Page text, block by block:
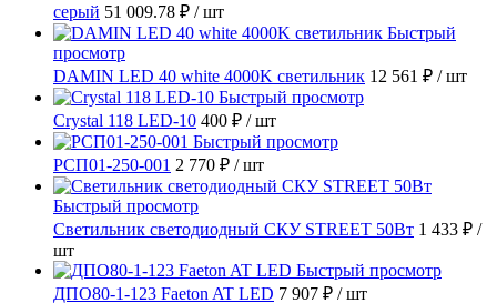
серый 51 009.78 ₽ / шт
Быстрый
просмотр
DAMIN LED 40 white 4000K светильник 12 561 ₽ / шт
Быстрый просмотр
Crystal 118 LED-10 400 ₽ / шт
Быстрый просмотр
РСП01-250-001 2 770 ₽ / шт
Быстрый просмотр
Светильник светодиодный СКУ STREET 50Вт 1 433 ₽ /
шт
Быстрый просмотр
ДПО80-1-123 Faeton AT LED 7 907 ₽ / шт